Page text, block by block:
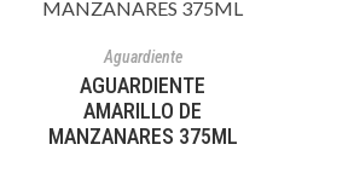
Aguardiente
AGUARDIENTE
AMARILLO DE
MANZANARES 375ML